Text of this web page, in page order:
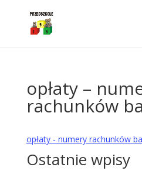
opłaty –
rachunków
opłaty - numery rachunków
Ostatnie wpisy